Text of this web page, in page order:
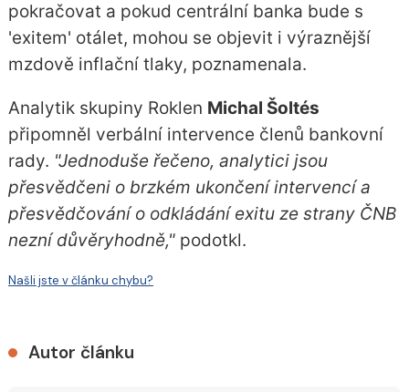
pokračovat a pokud centrální banka bude s
'exitem' otálet, mohou se objevit i výraznější
mzdově inflační tlaky, poznamenala.
Analytik skupiny Roklen Michal Šoltés
připomněl verbální intervence členů bankovní
rady. "Jednoduše řečeno, analytici jsou
přesvědčeni o brzkém ukončení intervencí a
přesvědčování o odkládání exitu ze strany ČNB
nezní důvěryhodně,"podotkl.
Našli jste v článku chybu?
Autor článku